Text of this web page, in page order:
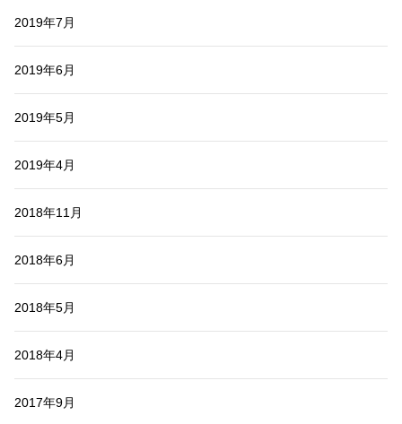
2019年7月
2019年6月
2019年5月
2019年4月
2018年11月
2018年6月
2018年5月
2018年4月
2017年9月